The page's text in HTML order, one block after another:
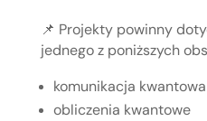
📌 Projekty powinny
jednego z poniższych
komunikacja kwantowa
obliczenia kwantowe